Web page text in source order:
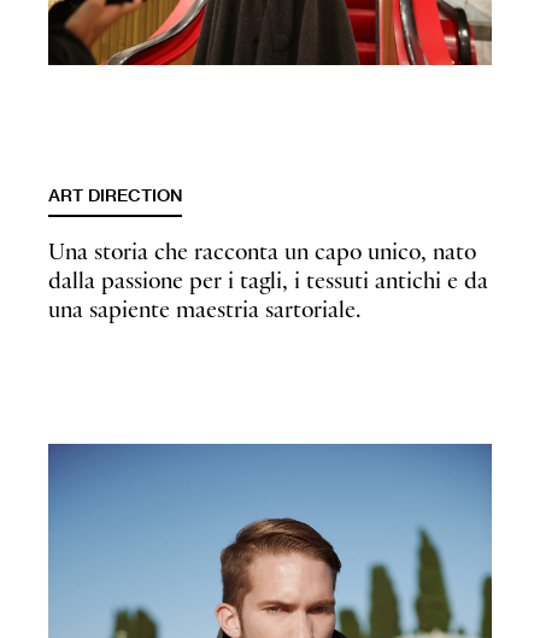
ART DIRECTION
Una storia che racconta un capo unico, nato
dalla passione per i tagli, i tessuti antichi e da
una sapiente maestria sartoriale.